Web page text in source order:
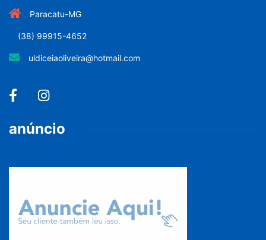
Paracatu-MG
(38) 99915-4652
uldiceiaoliveira@hotmail.com
anúncio